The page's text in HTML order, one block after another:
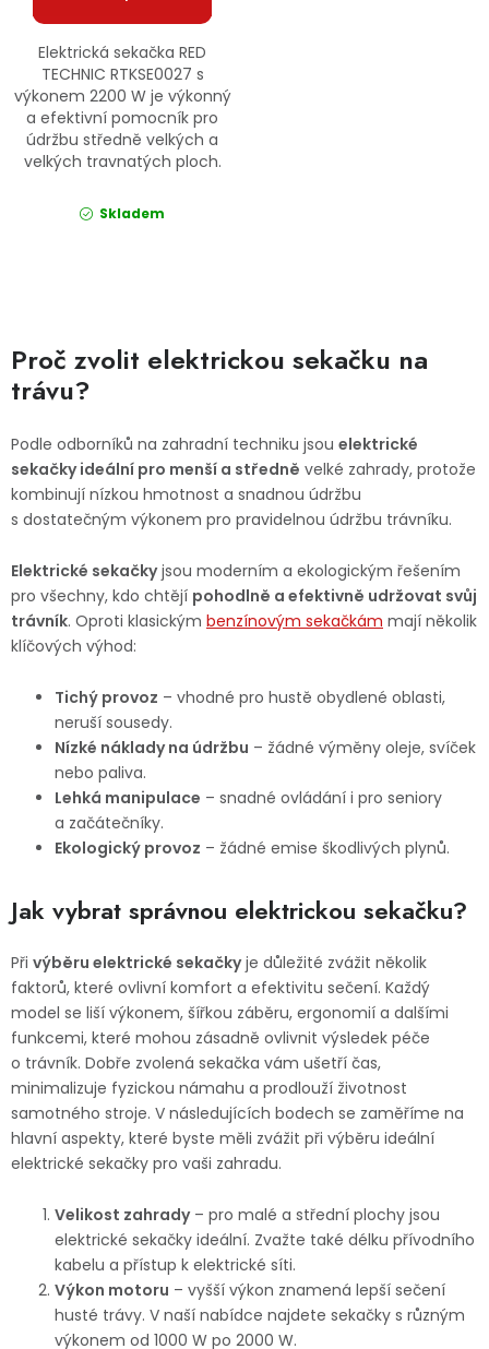
Elektrická sekačka RED
TECHNIC RTKSE0027 s
výkonem 2200 W je výkonný
a efektivní pomocník pro
údržbu středně velkých a
velkých travnatých ploch.
Skladem
Proč zvolit elektrickou sekačku na
trávu?
Podle odborníků na zahradní techniku jsou elektrické
sekačky ideální pro menší a středně velké zahrady, protože
kombinují nízkou hmotnost a snadnou údržbu
s dostatečným výkonem pro pravidelnou údržbu trávníku.
Elektrické sekačkyjsou moderním a ekologickým řešením
pro všechny, kdo chtějí pohodlně a efektivně udržovat svůj
trávník. Oproti klasickým benzínovým sekačkám mají několik
klíčových výhod:
Tichý provoz – vhodné pro hustě obydlené oblasti,
neruší sousedy.
Nízké náklady na údržbu – žádné výměny oleje, svíček
nebo paliva.
Lehká manipulace – snadné ovládání i pro seniory
a začátečníky.
Ekologický provoz – žádné emise škodlivých plynů.
Jak vybrat správnou elektrickou sekačku?
Při výběru elektrické sekačkyje důležité zvážit několik
faktorů, které ovlivní komfort a efektivitu sečení. Každý
model se liší výkonem, šířkou záběru, ergonomií a dalšími
funkcemi, které mohou zásadně ovlivnit výsledek péče
o trávník. Dobře zvolená sekačka vám ušetří čas,
minimalizuje fyzickou námahu a prodlouží životnost
samotného stroje. V následujících bodech se zaměříme na
hlavní aspekty, které byste měli zvážit při výběru ideální
elektrické sekačky pro vaši zahradu.
Velikost zahrady– pro malé a střední plochy jsou
elektrické sekačky ideální. Zvažte také délku přívodního
kabelu a přístup k elektrické síti.
Výkon motoru – vyšší výkon znamená lepší sečení
husté trávy. V naší nabídce najdete sekačky s různým
výkonem od 1000 W po 2000 W.